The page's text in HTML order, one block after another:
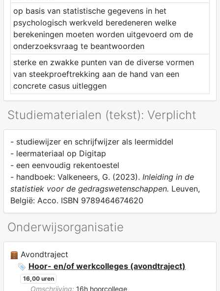
op basis van statistische gegevens in het
psychologisch werkveld beredeneren welke
berekeningen moeten worden uitgevoerd om de
onderzoeksvraag te beantwoorden
sterke en zwakke punten van de diverse vormen
van steekproeftrekking aan de hand van een
concrete casus uitleggen
Studiematerialen (tekst): Verplicht
- studiewijzer en schrijfwijzer als leermiddel
- leermateriaal op Digitap
- een eenvoudig rekentoestel
- handboek: Valkeneers, G. (2023). Inleiding in de
statistiek voor de gedragswetenschappen. Leuven,
België: Acco. ISBN 9789464674620
Onderwijsorganisatie
Avondtraject
Hoor- en/of werkcolleges (avondtraject)
16,00 uren
Omschrijving: 16h hoorcollege